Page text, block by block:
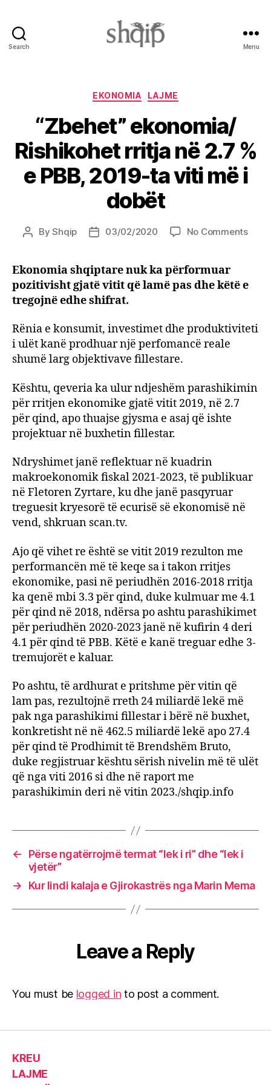
Search Menu
Categories
EKONOMIA LAJME
“Zbehet” ekonomia/
Rishikohet rritja në 2.7 %
e PBB, 2019-ta viti më i
dobët
PostByShqip
Post03/02/2020 No Commentson
rritja
%
viti
Ekonomia shqiptare nuk ka përformuar
pozitivisht gjatë vitit që lamë pas dhe këtë e
tregojnë edhe shifrat.
Rënia e konsumit, investimet dhe produktiviteti
i ulët kanë prodhuar një perfomancë reale
shumë larg objektivave fillestare.
Kështu, qeveria ka ulur ndjeshëm parashikimin
për rritjen ekonomike gjatë vitit 2019, në 2.7
për qind, apo thuajse gjysma e asaj që ishte
projektuar në buxhetin fillestar.
Ndryshimet janë reflektuar në kuadrin
makroekonomik fiskal 2021-2023, të publikuar
në Fletoren Zyrtare, ku dhe janë pasqyruar
treguesit kryesorë të ecurisë së ekonomisë në
vend, shkruan scan.tv.
Ajo që vihet re është se vitit 2019 rezulton me
performancën më të keqe sa i takon rritjes
ekonomike, pasi në periudhën 2016-2018 rritja
ka qenë mbi 3.3 për qind, duke kulmuar me 4.1
për qind në 2018, ndërsa po ashtu parashikimet
për periudhën 2020-2023 janë në kufirin 4 deri
4.1 për qind të PBB. Këtë e kanë treguar edhe 3-
tremujorët e kaluar.
Po ashtu, të ardhurat e pritshme për vitin që
lam pas, rezultojnë rreth 24 miliardë lekë më
pak nga parashikimi fillestar i bërë në buxhet,
konkretisht në në 462.5 miliardë lekë apo 27.4
për qind të Prodhimit të Brendshëm Bruto,
duke regjistruar kështu sërish nivelin më të ulët
që nga viti 2016 si dhe në raport me
parashikimin deri në vitin 2023./shqip.info
←
Përse ngatërrojmë termat “lek i ri” dhe “lek i
vjetër”
→
Kur lindi kalaja e Gjirokastrës nga Marin Mema
Leave a Reply
You must be logged in to post a comment.
KREU
LAJME